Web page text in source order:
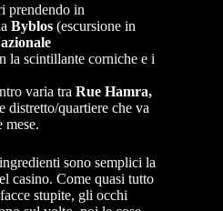
prendendo in
Byblos (escursione in
la scintillante corniche e i
varia tra Rue Hamra,
distretto/quartiere che va
mese.
sono semplici la
casino. Come quasi tutto
stupite, gli occhi